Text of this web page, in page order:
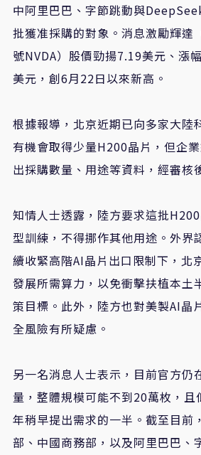
中阿里巴巴、字節跳動與
批獲准採購的對象。消息激勵輝達
號NVDA）股價勁揚7.19美元、漲
美元，創6月22日以來新高。
根據報導，北京近期已向多家大陸
有機會取得少量H200晶片，但企
出採購數量、用途等資料，經審核
知情人士透露，陸方要求這批
型訓練，不得挪作其他用途。外界
續收緊高階AI晶片出口限制下，北
發展所需算力，以免衝擊扶植本土
策目標。此外，陸方也對美製AI晶
全風險有所疑慮。
另一名消息人士表示，目前官方仍
量，整體規模可能不到20萬枚，且
年稍早提出需求的一半。截至目前
部、中國商務部，以及阿里巴巴、